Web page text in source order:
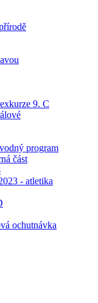
9. C
program
část
- atletika
ochutnávka